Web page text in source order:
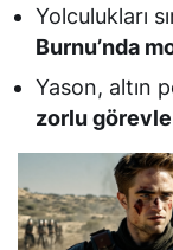
Yolculukları
Burnu’nda
Yason, altın
zorlu görevle